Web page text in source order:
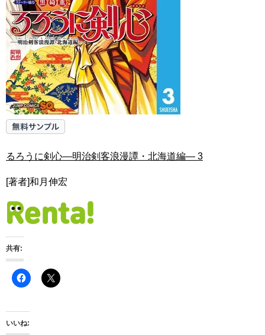
るろうに剣心―明治剣客浪漫譚・北海道編― 3
[著者]和月伸宏
共有:
いいね: